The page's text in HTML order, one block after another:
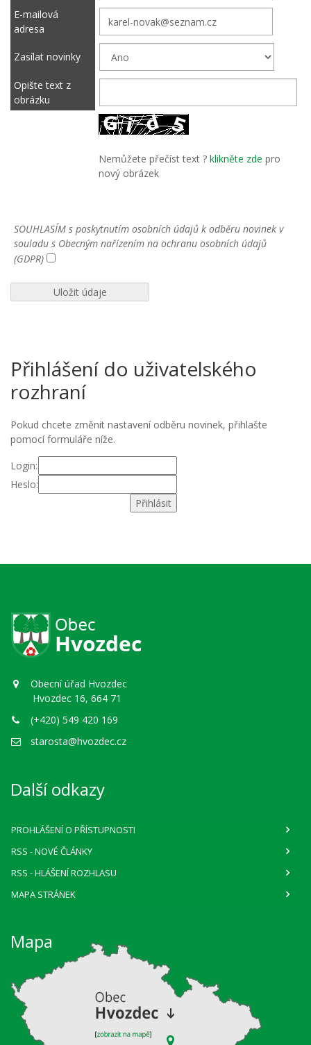
E-mailová
adresa
Zasílat novinky
Opište text z
obrázku
Nemůžete přečíst text ? klikněte zde pro
nový obrázek
SOUHLASÍM s poskytnutím osobních údajů k odběru novinek v
souladu s Obecným nařízením na ochranu osobních údajů
(GDPR)
Přihlášení do uživatelského
rozhraní
Pokud chcete změnit nastavení odběru novinek, přihlašte
pomocí formuláře níže.
Login:
Heslo:
Obecní úřad Hvozdec
Hvozdec 16, 664 71
(+420) 549 420 169
starosta@hvozdec.cz
Další odkazy
PROHLÁŠENÍ O PŘÍSTUPNOSTI
RSS - NOVÉ ČLÁNKY
RSS - HLÁŠENÍ ROZHLASU
MAPA STRÁNEK
Mapa